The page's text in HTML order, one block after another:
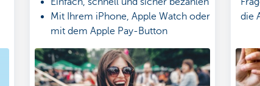
Mit Ihrem iPhone, Apple Watch oder
mit dem Apple Pay-Button
die